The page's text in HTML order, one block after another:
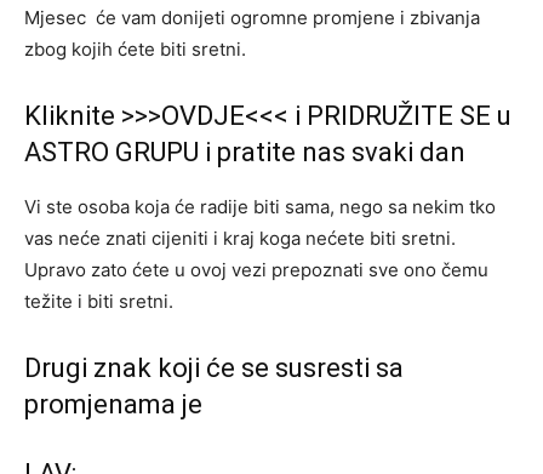
Mjesec će vam donijeti ogromne promjene i zbivanja
zbog kojih ćete biti sretni.
Kliknite >>>OVDJE<<< i PRIDRUŽITE SE u
ASTRO GRUPU i pratite nas svaki dan
Vi ste osoba koja će radije biti sama, nego sa nekim tko
vas neće znati cijeniti i kraj koga nećete biti sretni.
Upravo zato ćete u ovoj vezi prepoznati sve ono čemu
težite i biti sretni.
Drugi znak koji će se susresti sa
promjenama je